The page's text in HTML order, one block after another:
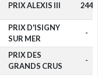
PRIX ALEXIS III 244
PRIX D'ISIGNY
SUR MER
-
PRIX DES
GRANDS CRUS
-